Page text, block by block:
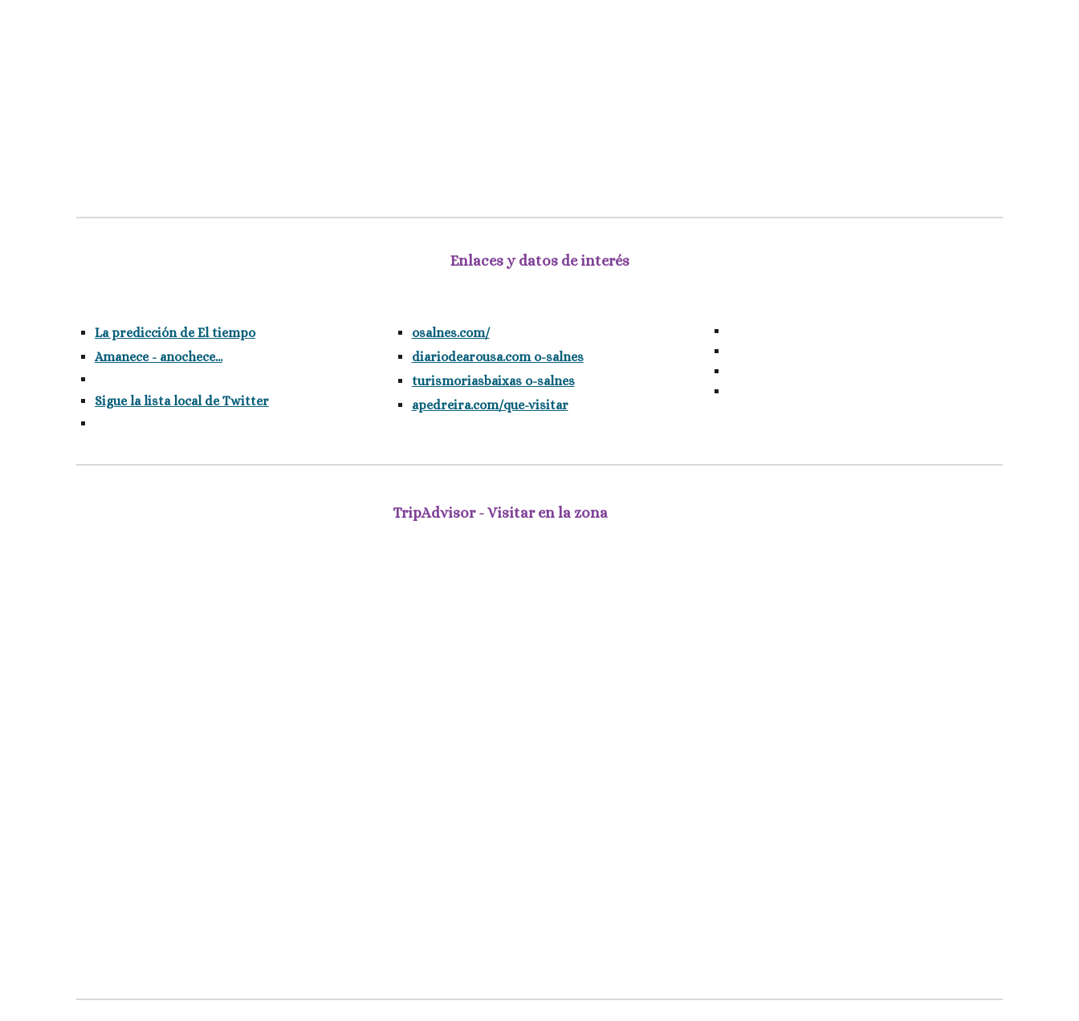
Enlaces y datos de interés
La predicción de El tiempo
Amanece - anochece...
Sigue la lista local de Twitter
osalnes.com/
diariodearousa.com o-salnes
turismoriasbaixas o-salnes
apedreira.com/que-visitar
TripAdvisor - Visitar en la zona